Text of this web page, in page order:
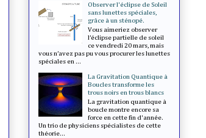
Observer l'éclipse de Soleil
sans lunettes spéciales,
grâce à un sténopé.
Vous aimeriez observer
l’éclipse partielle de soleil
ce vendredi 20 mars, mais
vous n’avez pas pu vous procurer les lunettes
spéciales en ...
La Gravitation Quantique à
Boucles transforme les
trous noirs en trous blancs
La gravitation quantique à
boucle montre encore sa
force en cette fin d'année.
Un trio de physiciens spécialistes de cette
théorie...